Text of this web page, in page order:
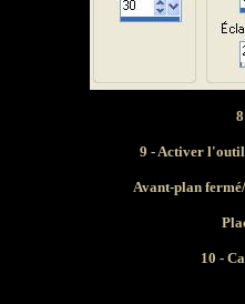
9 - Activer l'outil
Avant-plan
10 -